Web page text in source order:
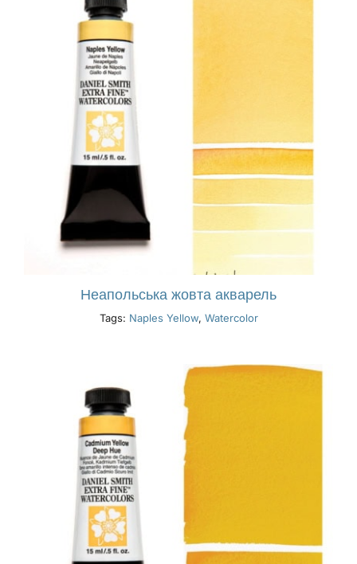
Неапольська жовта акварель
Tags: Naples Yellow, Watercolor